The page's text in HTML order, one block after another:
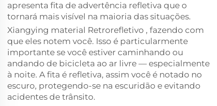
apresenta fita de advertência refletiva que o
tornará mais visível na maioria das situações.
Xiangying material Retrorefletivo , fazendo com
que eles notem você. Isso é particularmente
importante se você estiver caminhando ou
andando de bicicleta ao ar livre — especialmente
à noite. A fita é refletiva, assim você é notado no
escuro, protegendo-se na escuridão e evitando
acidentes de trânsito.